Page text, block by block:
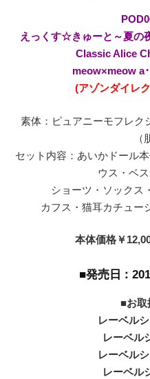
えっくす☆きゅーと～夏の
Classic Alice
meow×meow a
(アゾンダイレ
素体：ピュアニーモフレク
（
セット内容：あいかドール
ウス・ベ
ショーツ・ソックス
カフス・猫耳カチュー
本体価格￥
■発売日：
■お取
レーベル
レーベル
レーベル
レーベル